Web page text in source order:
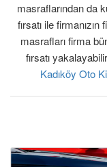
masraflarından da
fırsatı ile
masrafları firma
fırsatı
Kadıköy Oto